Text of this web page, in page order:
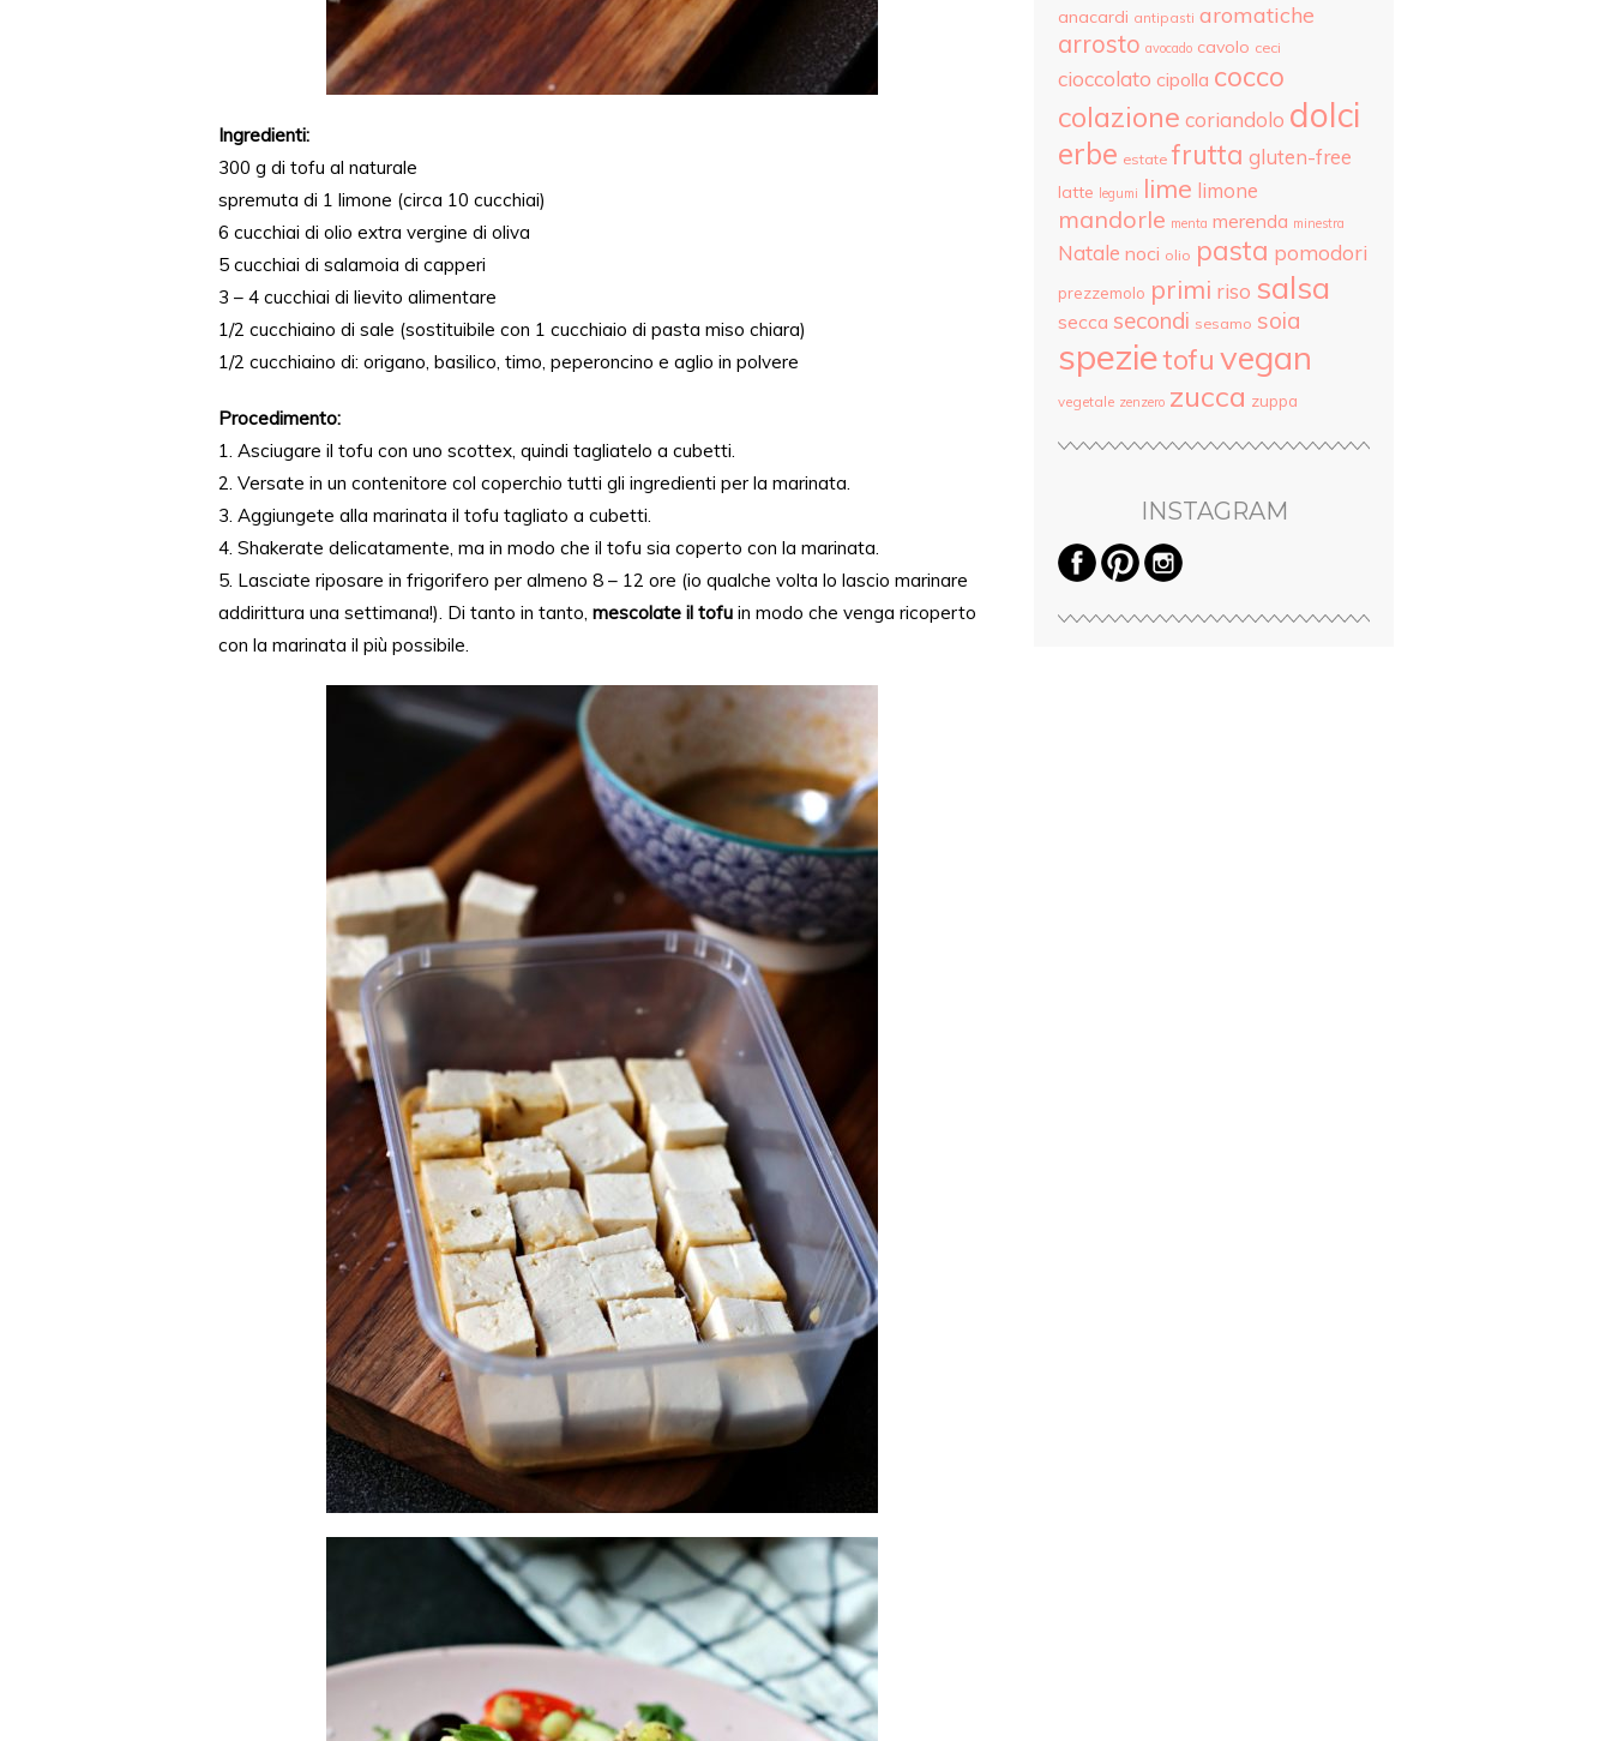
Ingredienti:
300 g di tofu al naturale
spremuta di 1 limone (circa 10 cucchiai)
6 cucchiai di olio extra vergine di oliva
5 cucchiai di salamoia di capperi
3 – 4 cucchiai di lievito alimentare
1/2 cucchiaino di sale (sostituibile con 1 cucchiaio di pasta miso chiara)
1/2 cucchiaino di: origano, basilico, timo, peperoncino e aglio in polvere
Procedimento:
1. Asciugare il tofu con uno scottex, quindi tagliatelo a cubetti.
2. Versate in un contenitore col coperchio tutti gli ingredienti per la marinata.
3. Aggiungete alla marinata il ​​tofu tagliato a cubetti.
4. Shakerate delicatamente, ma in modo che il tofu sia coperto con la marinata.
5. Lasciate riposare in frigorifero per almeno 8 – 12 ore (io qualche volta lo lascio marinare
addirittura una settimana!). Di tanto in tanto, mescolate il tofu in modo che venga ricoperto
con la marinata il più possibile.
anacardi antipasti aromatiche
arrosto avocado cavolo ceci
cioccolato cipolla cocco
colazione coriandolo dolci
erbe estate frutta gluten-free
latte legumi lime limone
mandorle menta merenda minestra
Natale noci olio pasta pomodori
prezzemolo primi riso salsa
secca secondi sesamo soia
spezietofu vegan
vegetale zenzero zucca zuppa
INSTAGRAM